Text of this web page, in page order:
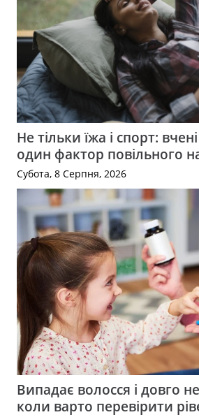
Не тільки їжа і спорт:
один фактор повільного
Субота, 8 Серпня, 2026
Випадає волосся і довго
коли варто перевірити